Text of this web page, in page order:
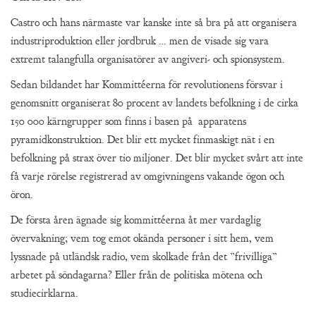
Castro och hans närmaste var kanske inte så bra på att organisera
industriproduktion eller jordbruk … men de visade sig vara
extremt talangfulla organisatörer av angiveri- och spionsystem.
Sedan bildandet har Kommittéerna för revolutionens försvar i
genomsnitt organiserat 80 procent av landets befolkning i de cirka
150 000 kärngrupper som finns i basen på apparatens
pyramidkonstruktion. Det blir ett mycket finmaskigt nät i en
befolkning på strax över tio miljoner. Det blir mycket svårt att inte
få varje rörelse registrerad av omgivningens vakande ögon och
öron.
De första åren ägnade sig kommittéerna åt mer vardaglig
övervakning; vem tog emot okända personer i sitt hem, vem
lyssnade på utländsk radio, vem skolkade från det ”frivilliga”
arbetet på söndagarna? Eller från de politiska mötena och
studiecirklarna.